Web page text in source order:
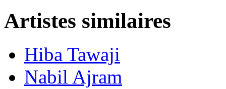
Artistes similaires
Hiba Tawaji
Nabil Ajram